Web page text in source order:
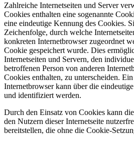
Zahlreiche Internetseiten und Server
Cookies enthalten eine sogenannte
eine eindeutige Kennung des Cookies.
Zeichenfolge, durch welche
konkreten Internetbrowser zugeordnet
Cookie gespeichert wurde. Dies
Internetseiten und Servern, den
betroffenen Person von anderen
Cookies enthalten, zu unterscheiden.
Internetbrowser kann über die
und identifiziert werden.
Durch den Einsatz von Cookies kann
den Nutzern dieser Internetseite
bereitstellen, die ohne die Cookie-